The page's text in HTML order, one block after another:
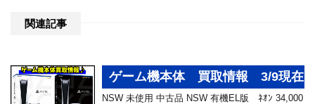
関連記事
ゲーム機本体 買取情報 3/9現在
NSW 未使用 中古品 NSW 有機EL版 ﾈｵﾝ 34,000